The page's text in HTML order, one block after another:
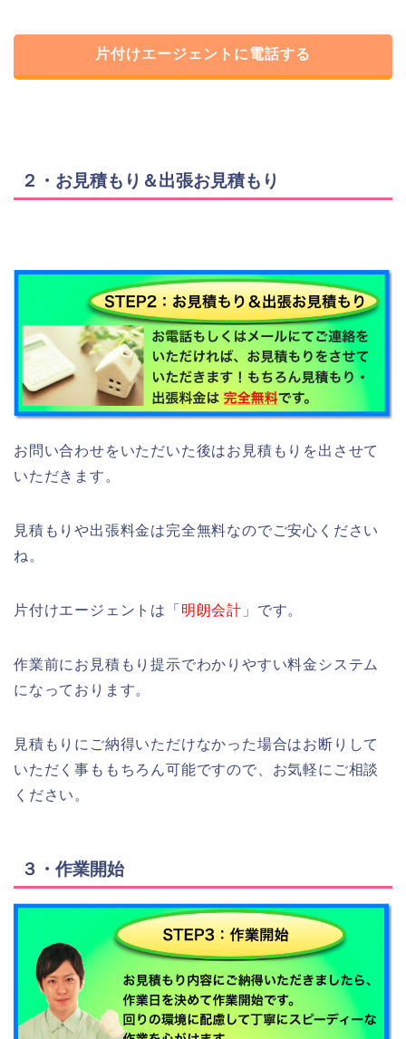
片付けエージェントに電話する
２・お見積もり＆出張お見積もり
お問い合わせをいただいた後はお見積もりを出させて
いただきます。
見積もりや出張料金は完全無料なのでご安心ください
ね。
片付けエージェントは「 明朗会計 」です。
作業前にお見積もり提示でわかりやすい料金システム
になっております。
見積もりにご納得いただけなかった場合はお断りして
いただく事ももちろん可能ですので、お気軽にご相談
ください。
３・作業開始